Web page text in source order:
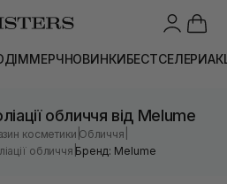
ДІММЕРЧНОВИНКИБЕСТСЕЛЕРИ
обличчя від Melume
косметики |Обличчя
обличчя |Бренд: Melume